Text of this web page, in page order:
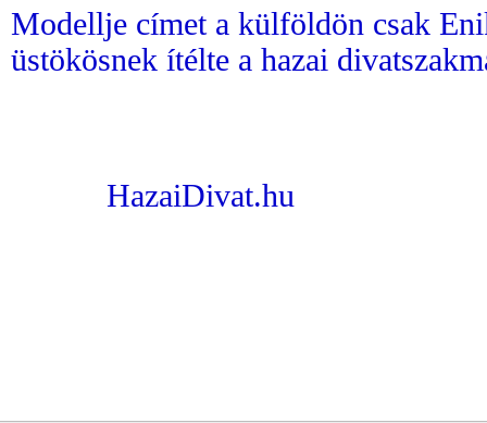
Modellje címet a külföldön csak
üstökösnek ítélte a hazai
HazaiDivat.hu